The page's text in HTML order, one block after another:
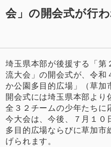
会」の開会式が行
埼玉県本部が後援する「第
流大会」の開会式が、令和
か公園多目的広場」（草加
開会式には埼玉県本部より
全３２チームの少年たちに
今大会は、今後、７月１０
多目的広場ならびに草加市
げられます。